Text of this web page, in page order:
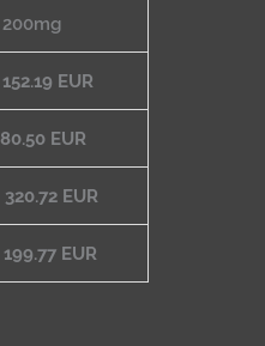
200mg
152.19 EUR
80.50 EUR
320.72 EUR
199.77 EUR